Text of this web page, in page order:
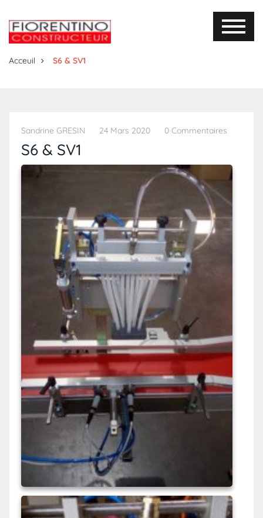
Acceuil S6 & SV1
Sandrine GRESIN 24 Mars 2020 0 Commentaires
S6 & SV1